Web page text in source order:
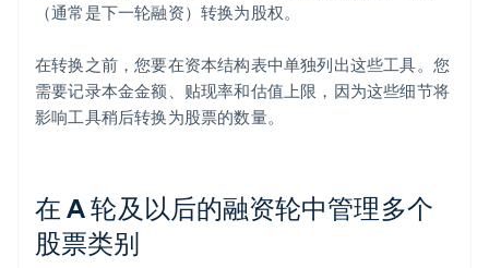
（通常是下一轮融资）转换为股权。
在转换之前，您要在资本结构表中单独列出这些工具。您
需要记录本金金额、贴现率和估值上限，因为这些细节将
影响工具稍后转换为股票的数量。
在 A 轮及以后的融资轮中管理多个
股票类别